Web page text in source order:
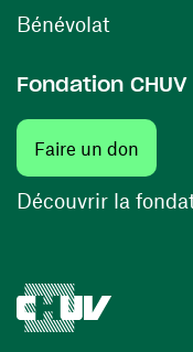
Bénévolat
Fondation CHUV
Faire un don
Découvrir la